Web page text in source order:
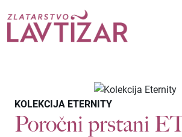
KOLEKCIJA ETERNITY
Poročni prstani